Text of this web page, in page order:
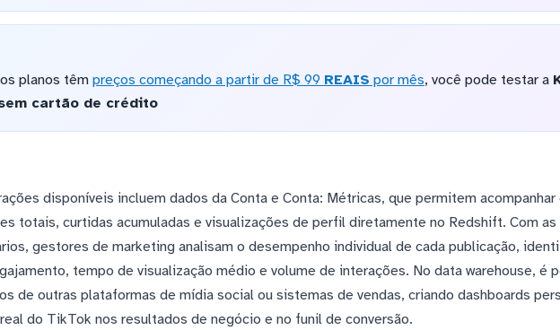
planos têm preços começando a partir de R$ 99 REAIS por mês, você pode testar a
cartão de crédito
disponíveis incluem dados da Conta e Conta: Métricas, que permitem
totais, curtidas acumuladas e visualizações de perfil diretamente no Redshift. Com
gestores de marketing analisam o desempenho individual de cada publicação,
tempo de visualização médio e volume de interações. No data warehouse, é
de outras plataformas de mídia social ou sistemas de vendas, criando dashboards
do TikTok nos resultados de negócio e no funil de conversão.